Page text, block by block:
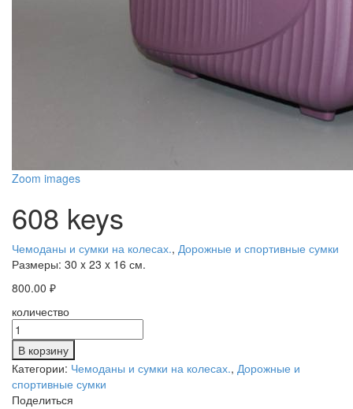
Zoom images
608 keys
Чемоданы и сумки на колесах., Дорожные и спортивные сумки
Размеры: 30 x 23 x 16 см.
800.00 ₽
количество
В корзину
Категории: Чемоданы и сумки на колесах., Дорожные и
спортивные сумки
Поделиться